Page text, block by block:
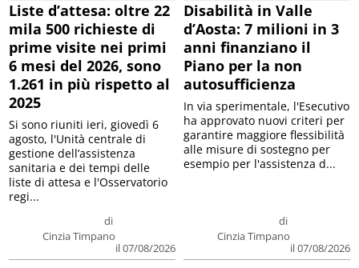
Liste d’attesa: oltre 22
mila 500 richieste di
prime visite nei primi
6 mesi del 2026, sono
1.261 in più rispetto al
2025
di
Cinzia Timpano
il 07/08/2026
Si sono riuniti ieri, giovedì 6
agosto, l'Unità centrale di
gestione dell’assistenza
sanitaria e dei tempi delle
liste di attesa e l'Osservatorio
regi...
Disabilità in Valle
d’Aosta: 7 milioni in 3
anni finanziano il
Piano per la non
autosufficienza
di
Cinzia Timpano
il 07/08/2026
In via sperimentale, l'Esecutivo
ha approvato nuovi criteri per
garantire maggiore flessibilità
alle misure di sostegno per
esempio per l'assistenza d...